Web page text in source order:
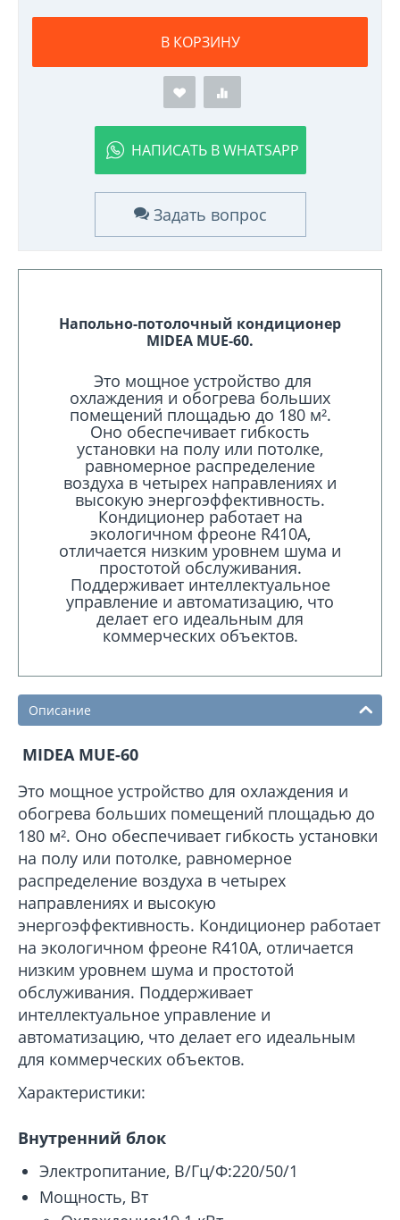
В КОРЗИНУ
НАПИСАТЬ В WHATSAPP
Задать вопрос
Напольно-потолочный кондиционер
MIDEA MUE-60.
Это мощное устройство для
охлаждения и обогрева больших
помещений площадью до 180 м².
Оно обеспечивает гибкость
установки на полу или потолке,
равномерное распределение
воздуха в четырех направлениях и
высокую энергоэффективность.
Кондиционер работает на
экологичном фреоне R410A,
отличается низким уровнем шума и
простотой обслуживания.
Поддерживает интеллектуальное
управление и автоматизацию, что
делает его идеальным для
коммерческих объектов.
Описание
MIDEA MUE-60
Это мощное устройство для охлаждения и
обогрева больших помещений площадью до
180 м². Оно обеспечивает гибкость установки
на полу или потолке, равномерное
распределение воздуха в четырех
направлениях и высокую
энергоэффективность. Кондиционер работает
на экологичном фреоне R410A, отличается
низким уровнем шума и простотой
обслуживания. Поддерживает
интеллектуальное управление и
автоматизацию, что делает его идеальным
для коммерческих объектов.
Характеристики:
Внутренний блок
Электропитание, В/Гц/Ф:220/50/1
Мощность, Вт